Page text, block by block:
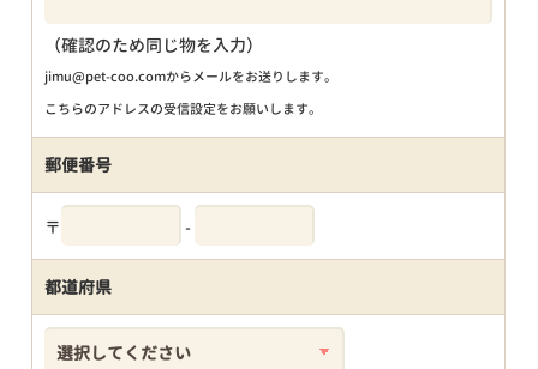
（確認のため同じ物を入力）
jimu@pet-coo.comからメールをお送りします。
こちらのアドレスの受信設定をお願いします。
郵便番号
〒 -
都道府県